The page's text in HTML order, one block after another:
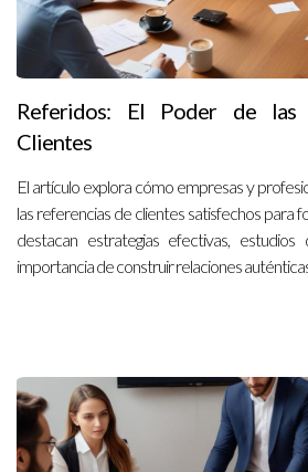
Referidos: El Poder de las
Clientes
El artículo explora cómo empresas y
las referencias de clientes satisfechos para
destacan estrategias efectivas,
importancia de construir relaciones